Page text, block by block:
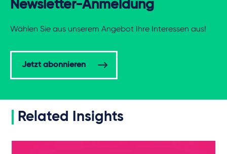
Newsletter-Anmeldung
Wählen Sie aus unserem Angebot Ihre Interessen aus!
Jetzt abonnieren
Related Insights